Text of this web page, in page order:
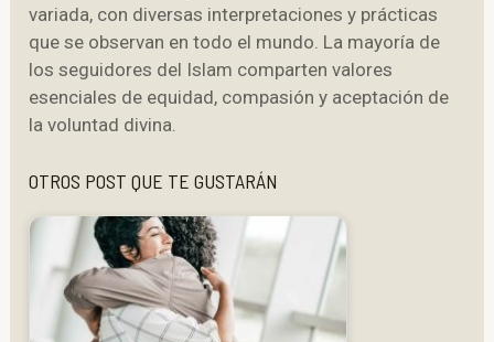
variada, con diversas interpretaciones y prácticas
que se observan en todo el mundo. La mayoría de
los seguidores del Islam comparten valores
esenciales de equidad, compasión y aceptación de
la voluntad divina.
OTROS POST QUE TE GUSTARÁN